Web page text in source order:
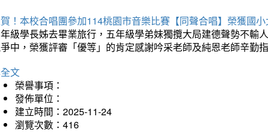
！本校合唱團參加114桃園市音樂比賽【同聲合唱】榮獲國
級學長姊去畢業旅行，五年級學弟妹獨攬大局建德聲勢不輸
中，榮獲評審「優等」的肯定感謝吟采老師及純恩老師辛勤
文
榮譽事項：
發佈單位：
建立時間：2025-11-24
瀏覽次數：416